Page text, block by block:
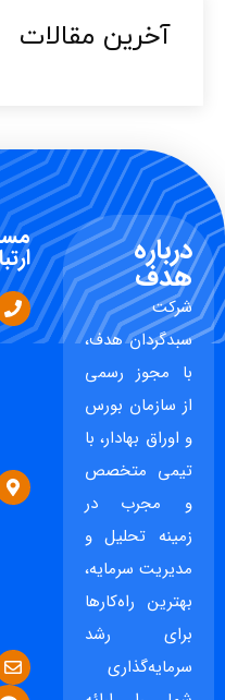
آخرین مقالات​
درباره
هدف
شرکت
سبدگردان هدف،
با مجوز رسمی
از سازمان بورس
و اوراق بهادار، با
تیمی متخصص
و مجرب در
زمینه تحلیل و
مدیریت سرمایه،
بهترین راه‌کارها
برای رشد
سرمایه‌گذاری